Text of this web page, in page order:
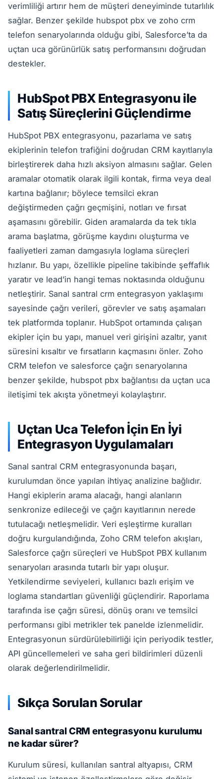
verimliliği artırır hem de müşteri deneyiminde tutarlılık
sağlar. Benzer şekilde hubspot pbx ve zoho crm
telefon senaryolarında olduğu gibi, Salesforce’ta da
uçtan uca görünürlük satış performansını doğrudan
destekler.
HubSpot PBX Entegrasyonu ile
Satış Süreçlerini Güçlendirme
HubSpot PBX entegrasyonu, pazarlama ve satış
ekiplerinin telefon trafiğini doğrudan CRM kayıtlarıyla
birleştirerek daha hızlı aksiyon almasını sağlar. Gelen
aramalar otomatik olarak ilgili kontak, firma veya deal
kartına bağlanır; böylece temsilci ekran
değiştirmeden çağrı geçmişini, notları ve fırsat
aşamasını görebilir. Giden aramalarda da tek tıkla
arama başlatma, görüşme kaydını oluşturma ve
faaliyetleri zaman damgasıyla loglama süreçleri
hızlanır. Bu yapı, özellikle pipeline takibinde şeffaflık
yaratır ve lead’in hangi temas noktasında olduğunu
netleştirir. Sanal santral crm entegrasyon yaklaşımı
sayesinde çağrı verileri, görevler ve satış aşamaları
tek platformda toplanır. HubSpot ortamında çalışan
ekipler için bu yapı, manuel veri girişini azaltır, yanıt
süresini kısaltır ve fırsatların kaçmasını önler. Zoho
CRM telefon ve salesforce çağrı senaryolarına
benzer şekilde, hubspot pbx bağlantısı da uçtan uca
iletişimi tek akışta yönetmeyi kolaylaştırır.
Uçtan Uca Telefon İçin En İyi
Entegrasyon Uygulamaları
Sanal santral CRM entegrasyonunda başarı,
kurulumdan önce yapılan ihtiyaç analizine bağlıdır.
Hangi ekiplerin arama alacağı, hangi alanların
senkronize edileceği ve çağrı kayıtlarının nerede
tutulacağı netleşmelidir. Veri eşleştirme kuralları
doğru kurgulandığında, Zoho CRM telefon akışları,
Salesforce çağrı süreçleri ve HubSpot PBX kullanım
senaryoları arasında tutarlı bir yapı oluşur.
Yetkilendirme seviyeleri, kullanıcı bazlı erişim ve
loglama standartları güvenliği güçlendirir. Raporlama
tarafında ise çağrı süresi, dönüş oranı ve temsilci
performansı gibi metrikler tek panelde izlenmelidir.
Entegrasyonun sürdürülebilirliği için periyodik testler,
API güncellemeleri ve saha geri bildirimleri düzenli
olarak değerlendirilmelidir.
Sıkça Sorulan Sorular
Sanal santral CRM entegrasyonu kurulumu
ne kadar sürer?
Kurulum süresi, kullanılan santral altyapısı, CRM